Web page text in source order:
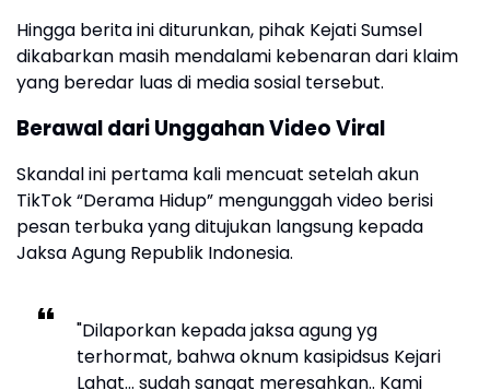
​Hingga berita ini diturunkan, pihak Kejati Sumsel
dikabarkan masih mendalami kebenaran dari klaim
yang beredar luas di media sosial tersebut.
​Berawal dari Unggahan Video Viral
​Skandal ini pertama kali mencuat setelah akun
TikTok “Derama Hidup” mengunggah video berisi
pesan terbuka yang ditujukan langsung kepada
Jaksa Agung Republik Indonesia.
​"Dilaporkan kepada jaksa agung yg
terhormat, bahwa oknum kasipidsus Kejari
Lahat... sudah sangat meresahkan.. Kami